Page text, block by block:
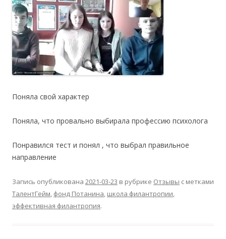
Поняла свой характер
Поняла, что провально выбирала профессию психолога
Понравился тест и понял , что выбрал правильное
направление
Запись опубликована 2021-03-23 в рубрике Отзывы с метками
ТалентГейм, фонд Потанина, школа филантропии,
эффективная филантропия.